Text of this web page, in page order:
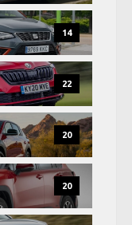
14
22
20
20